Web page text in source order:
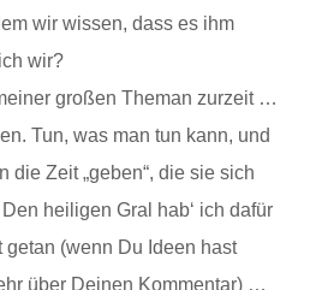
wir wissen, dass es ihm
wir?
großen Theman zurzeit …
Tun, was man tun kann, und
die Zeit „geben“, die sie sich
heiligen Gral hab‘ ich dafür
getan (wenn Du Ideen hast
über Deinen Kommentar) …